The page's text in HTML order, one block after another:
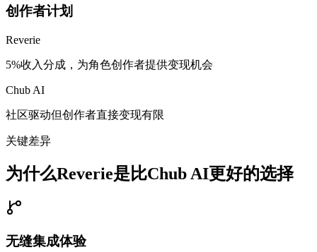
创作者计划
Reverie
5%收入分成，为角色创作者提供变现机会
Chub AI
社区驱动但创作者直接变现有限
关键差异
为什么Reverie是比Chub AI更好的选择
无缝集成体验